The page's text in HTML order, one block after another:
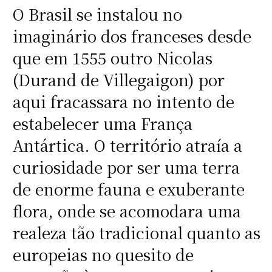
O Brasil se instalou no
imaginário dos franceses desde
que em 1555 outro Nicolas
(Durand de Villegaigon) por
aqui fracassara no intento de
estabelecer uma França
Antártica. O território atraía a
curiosidade por ser uma terra
de enorme fauna e exuberante
flora, onde se acomodara uma
realeza tão tradicional quanto as
europeias no quesito de